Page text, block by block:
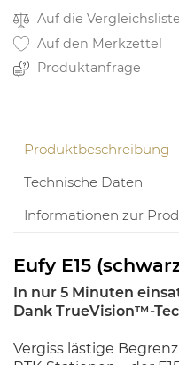
Auf die Vergleichsliste
Auf den Merkzettel
Produktanfrage
Produktbeschreibung
Technische Daten
Informationen zur
Eufy E15
In nur 5 Minuten
Dank TrueVision™-
Vergiss lästige